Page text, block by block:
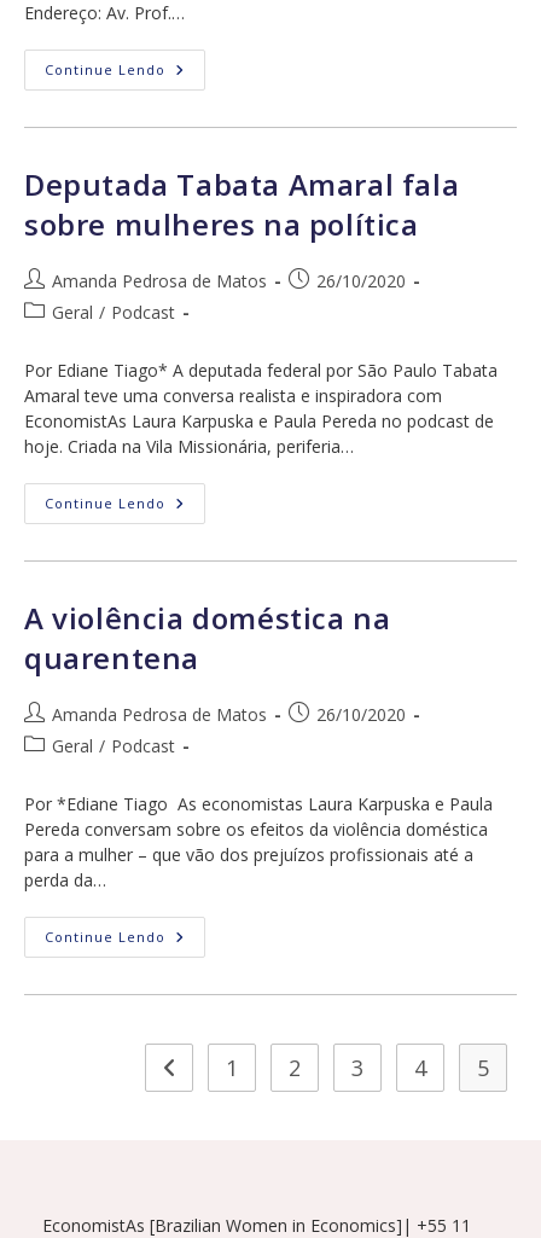
Endereço: Av. Prof.…
Continue Lendo Palestra:
O
GAP
De
Evidências
Do
Financeiro
E
Do
Setor
Brasil
Deputada Tabata Amaral fala
sobre mulheres na política
Autor
do
Amanda Pedrosa de Matos
Post26/10/2020
Categoria
post:
Geral / Podcast
Por Ediane Tiago* A deputada federal por São Paulo Tabata
Amaral teve uma conversa realista e inspiradora com
EconomistAs Laura Karpuska e Paula Pereda no podcast de
hoje. Criada na Vila Missionária, periferia…
Continue Lendo Deputada
Tabata
Política
A violência doméstica na
quarentena
Autor
do
Amanda Pedrosa de Matos
Post26/10/2020
Categoria
post:
Geral / Podcast
Por *Ediane Tiago As economistas Laura Karpuska e Paula
Pereda conversam sobre os efeitos da violência doméstica
para a mulher – que vão dos prejuízos profissionais até a
perda da…
Continue Lendo
Violência
Ir para a página anterior
1 2 3 4 5
EconomistAs [Brazilian Women in Economics]| +55 11